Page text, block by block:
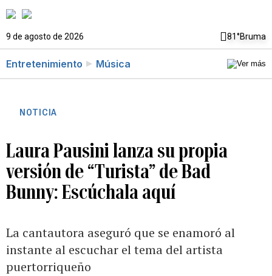
9 de agosto de 2026 81°Bruma
Entretenimiento Música
NOTICIA
Laura Pausini lanza su propia
versión de “Turista” de Bad
Bunny: Escúchala aquí
La cantautora aseguró que se enamoró al
instante al escuchar el tema del artista
puertorriqueño